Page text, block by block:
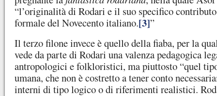
“l’originalità di Rodari e il suo specifico
formale del Novecento italiano.[3]”
Il terzo filone invece è quello della fiaba, per la
vede da parte di Rodari una valenza pedagogica
antropologici e folkloristici, ma piuttosto “quel
umana, che non è costretto a tener conto
interni di tipo logico o di riferimenti realistici.